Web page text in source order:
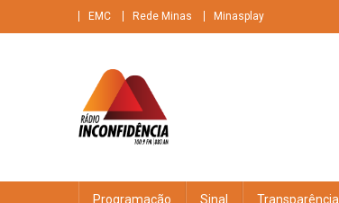
to
EMC Rede Minas Minasplay
Programação Sinal Transparência